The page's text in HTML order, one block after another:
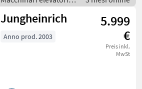
per magazzino /
Carrello elevatore
Jungheinrich
5.999
€
Preis inkl.
MwSt
Anno prod. 2003